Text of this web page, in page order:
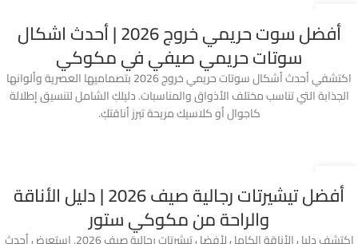
26
أبريل أفضل سوت حريمي خروج 2026 | أحدث اشكال
سوتات حريمي صيفي في مكوكي
اكتشفي أحدث أشكال سوتات حريمي خروج 2026 بتصماميها العصرية وألوانها
الجذابة التي تناسب مختلف الأذواق والمناسبات. دليلكِ الشامل لتنسيق إطلالة
كاجوال أو كلاسيك مريحة تبرز أناقتكِ.
26
أبريل أفضل تيشيرتات رجالية صيف 2026 | دليل الأناقة
والراحة من مكوكي ستور
اكتشف دليل الأناقة الكامل لأفضل تيشرتات رجالية صيف 2026. استعرض أحدث